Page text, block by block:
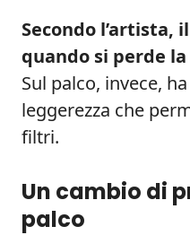
Secondo l’artista,
quando si perde
Sul palco, invece,
leggerezza che
filtri.
Un cambio di
palco